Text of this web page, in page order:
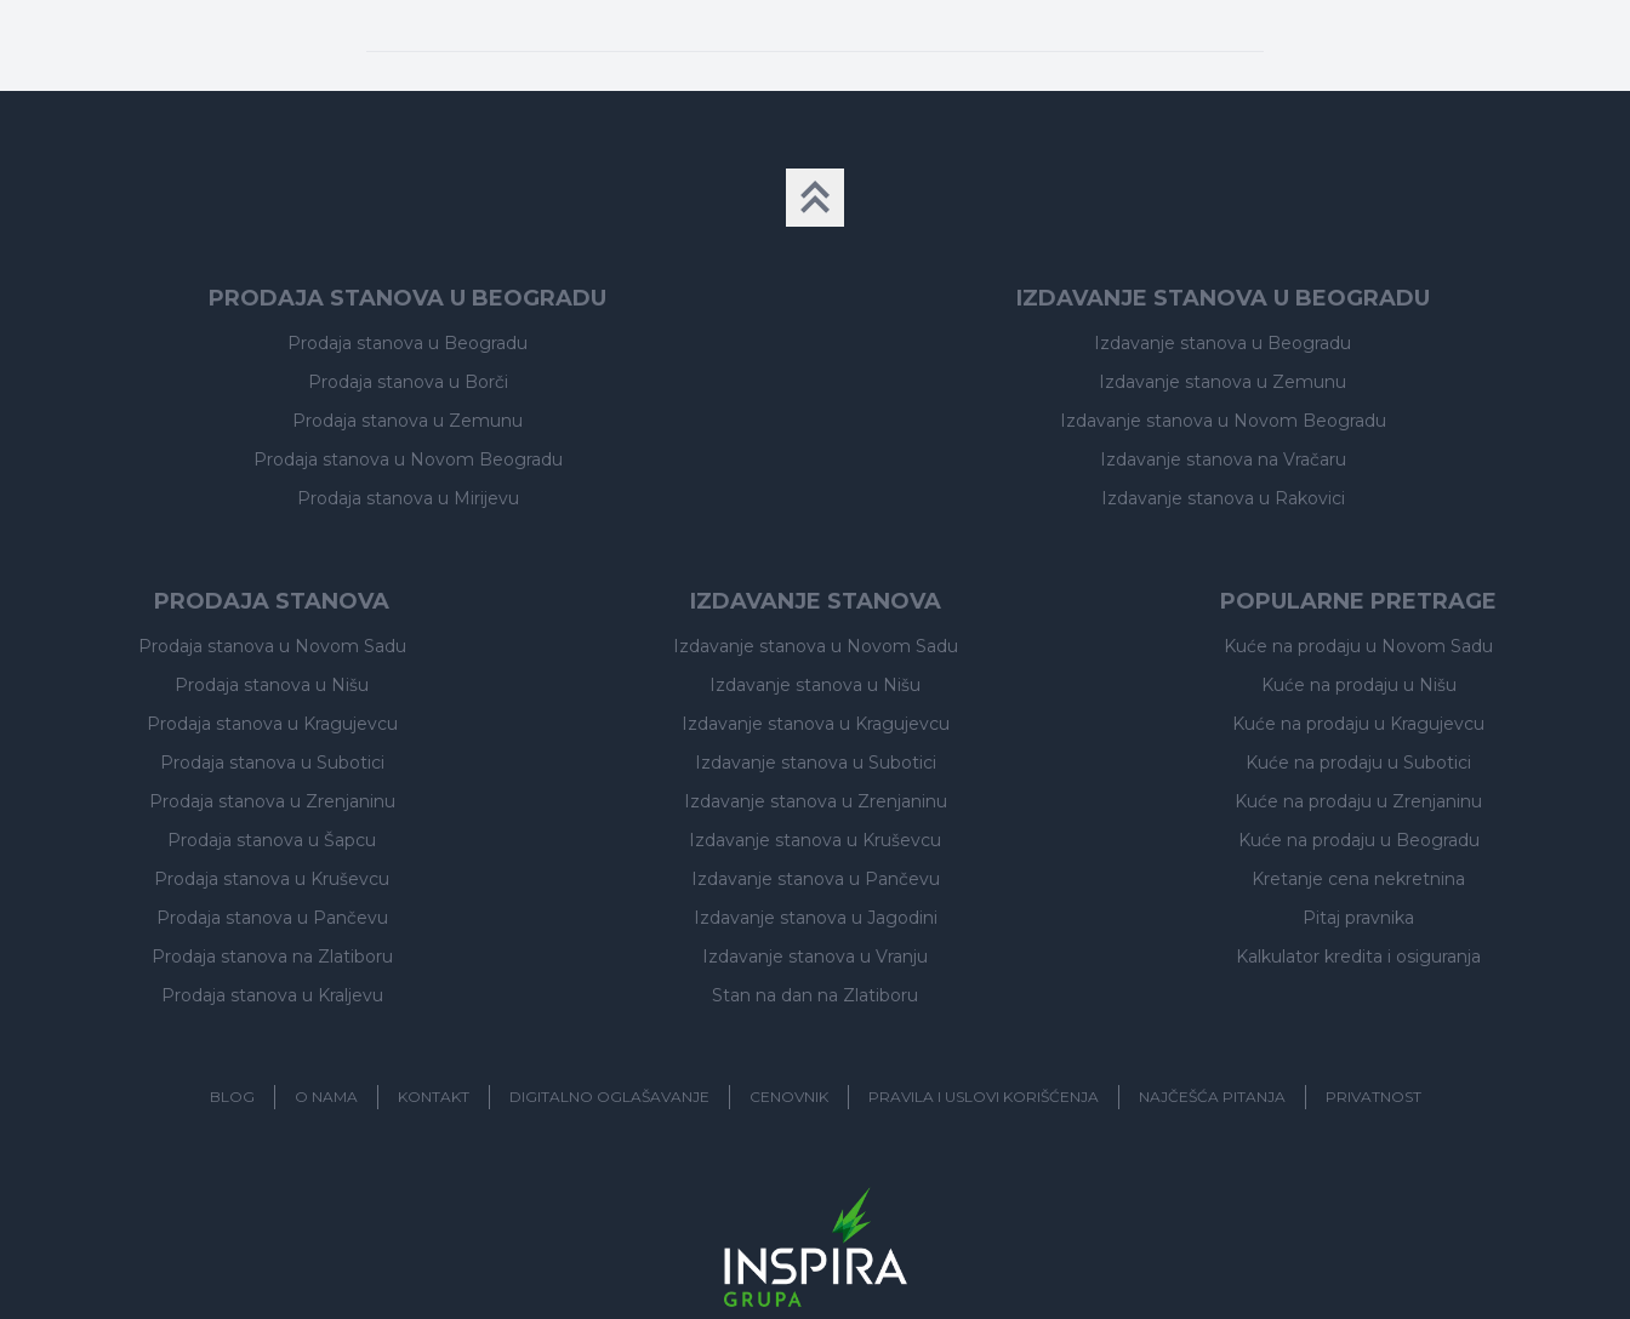
PRODAJA STANOVA U BEOGRADU
Prodaja stanova u Beogradu
Prodaja stanova u Borči
Prodaja stanova u Zemunu
Prodaja stanova u Novom Beogradu
Prodaja stanova u Mirijevu
IZDAVANJE STANOVA U BEOGRADU
Izdavanje stanova u Beogradu
Izdavanje stanova u Zemunu
Izdavanje stanova u Novom Beogradu
Izdavanje stanova na Vračaru
Izdavanje stanova u Rakovici
PRODAJA STANOVA
Prodaja stanova u Novom Sadu
Prodaja stanova u Nišu
Prodaja stanova u Kragujevcu
Prodaja stanova u Subotici
Prodaja stanova u Zrenjaninu
Prodaja stanova u Šapcu
Prodaja stanova u Kruševcu
Prodaja stanova u Pančevu
Prodaja stanova na Zlatiboru
Prodaja stanova u Kraljevu
IZDAVANJE STANOVA
Izdavanje stanova u Novom Sadu
Izdavanje stanova u Nišu
Izdavanje stanova u Kragujevcu
Izdavanje stanova u Subotici
Izdavanje stanova u Zrenjaninu
Izdavanje stanova u Kruševcu
Izdavanje stanova u Pančevu
Izdavanje stanova u Jagodini
Izdavanje stanova u Vranju
Stan na dan na Zlatiboru
POPULARNE PRETRAGE
Kuće na prodaju u Novom Sadu
Kuće na prodaju u Nišu
Kuće na prodaju u Kragujevcu
Kuće na prodaju u Subotici
Kuće na prodaju u Zrenjaninu
Kuće na prodaju u Beogradu
Kretanje cena nekretnina
Pitaj pravnika
Kalkulator kredita i osiguranja
BLOG O NAMA KONTAKT DIGITALNO OGLAŠAVANJE CENOVNIK PRAVILA I USLOVI KORIŠĆENJA NAJČEŠĆA PITANJA PRIVATNOST